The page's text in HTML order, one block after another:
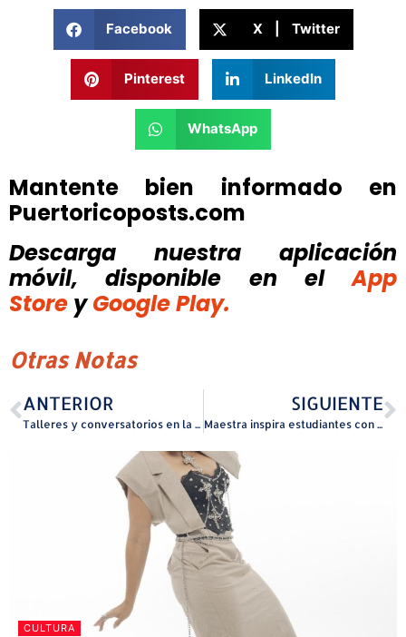
Facebook X | Twitter
Pinterest LinkedIn
WhatsApp
Mantente bien informado en
Puertoricoposts.com
Descarga nuestra aplicación
móvil, disponible
en el
App
Store y Google Play.
Otras Notas
ANTERIOR
Talleres y conversatorios en la agenda del Museo de Las Américas en febrero
SIGUIENTE
Maestra inspira estudiantes con película infantil para celebrar el Día de la Educación Ambiental
CULTURA